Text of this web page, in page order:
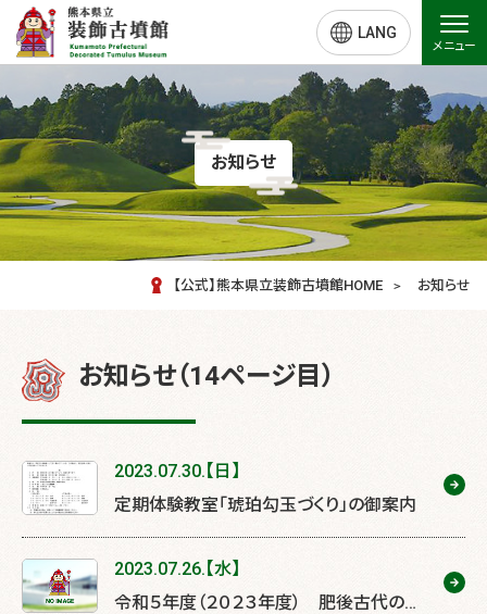
LANG
メニュー
お知らせ
【公式】熊本県立装飾古墳館HOME お知らせ
お知らせ（14ページ目）
2023.07.30.【日】
定期体験教室「琥珀勾玉づくり」の御案内
2023.07.26.【水】
令和５年度（２０２３年度） 肥後古代の森